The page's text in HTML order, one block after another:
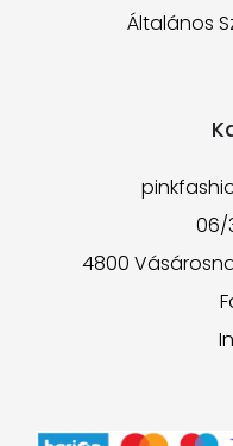
Általános
06/
4800